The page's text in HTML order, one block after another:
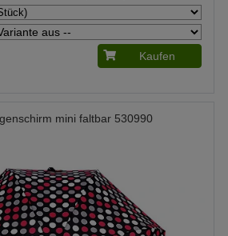
Kaufen
mini faltbar 530990